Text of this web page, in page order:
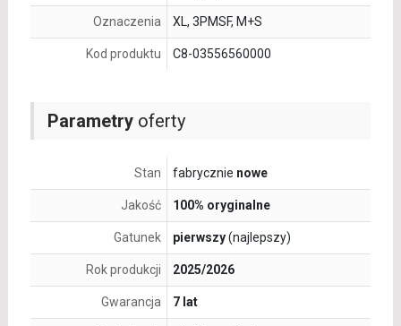
Parametryoferty
Stan fabrycznie nowe
Jakość 100% oryginalne
Gatunek pierwszy(najlepszy)
Rok produkcji 2025/2026
Gwarancja 7 lat
Oznaczenia XL, 3PMSF, M+S
Kod produktu C8-03556560000